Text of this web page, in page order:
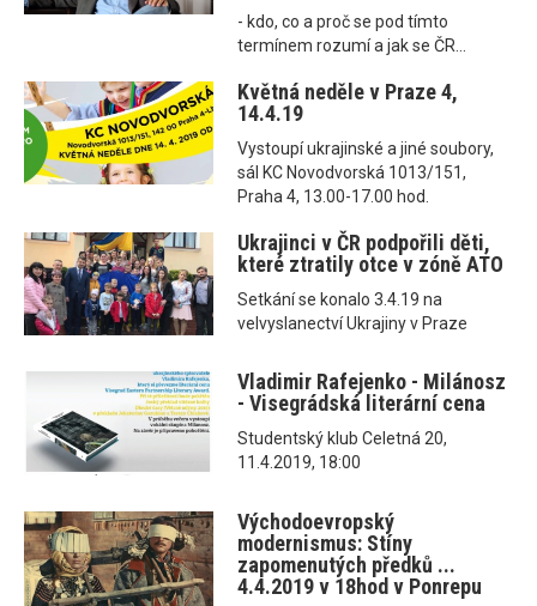
- kdo, co a proč se pod tímto
termínem rozumí a jak se ČR...
Květná neděle v Praze 4,
14.4.19
Vystoupí ukrajinské a jiné soubory,
sál KC Novodvorská 1013/151,
Praha 4, 13.00-17.00 hod.
Ukrajinci v ČR podpořili děti,
které ztratily otce v zóně ATO
Setkání se konalo 3.4.19 na
velvyslanectví Ukrajiny v Praze
Vladimir Rafejenko - Milánosz
- Visegrádská literární cena
Studentský klub Celetná 20,
11.4.2019, 18:00
Východoevropský
modernismus: Stíny
zapomenutých předků ...
4.4.2019 v 18hod v Ponrepu